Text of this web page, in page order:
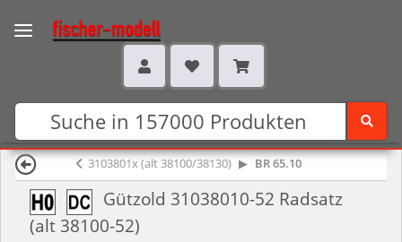
3103801x (alt 38100/38130) BR 65.10
Gützold 31038010-52 Radsatz
(alt 38100-52)